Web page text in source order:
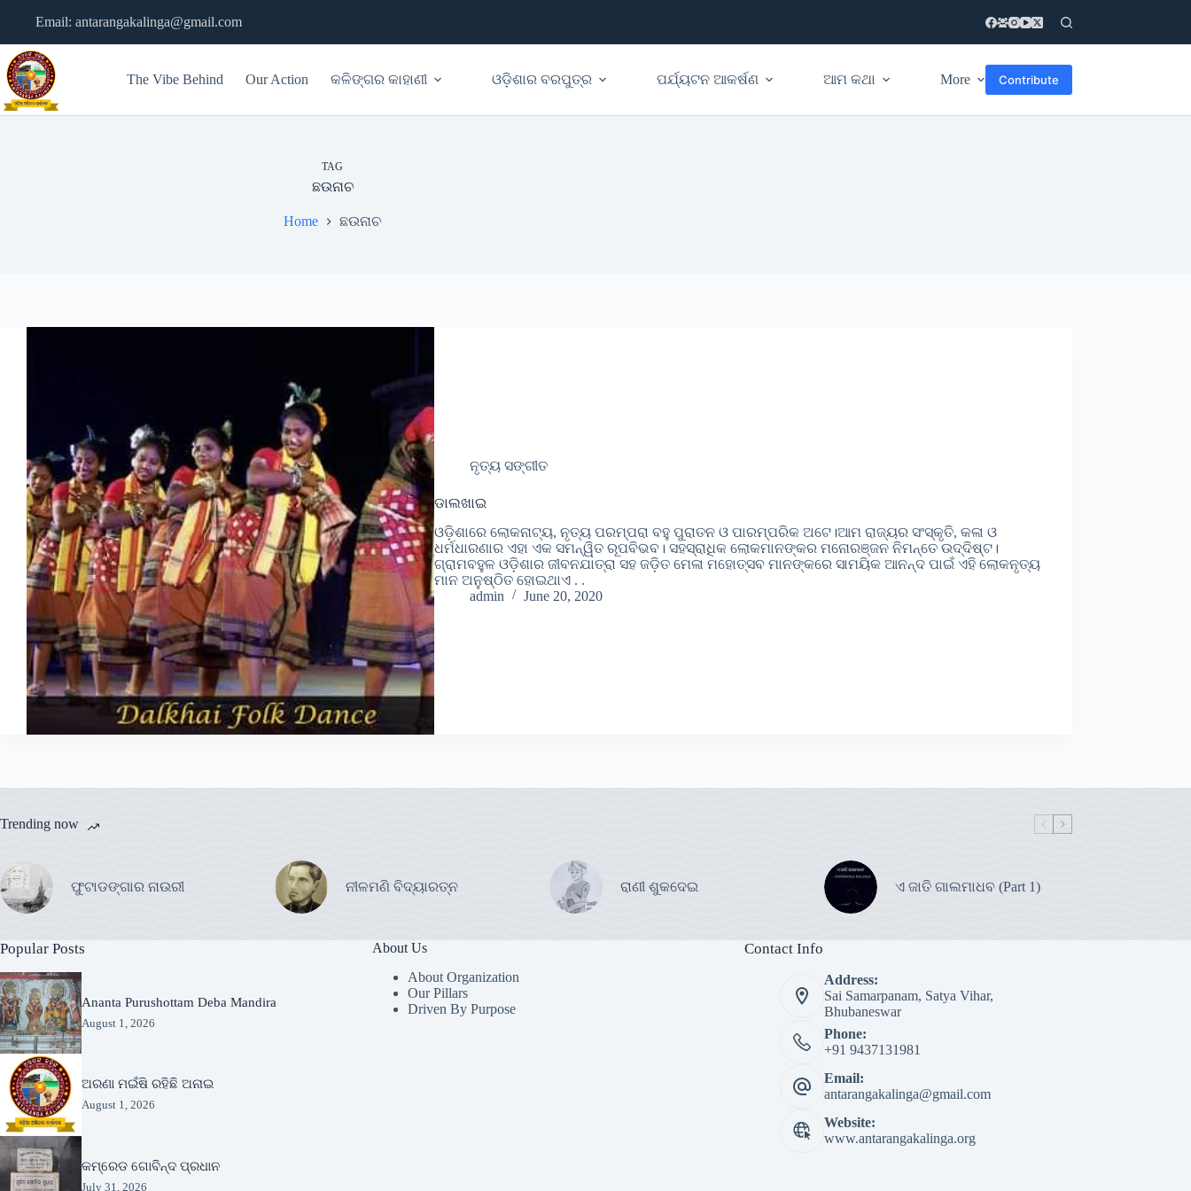
Email: antarangakalinga@gmail.com
The Vibe Behind Our Action କଳିଙ୍ଗର କାହାଣୀ ଓଡ଼ିଶାର ବରପୁତ୍ର ପର୍ଯ୍ୟଟନ ଆକର୍ଷଣ ଆମ କଥା More Contribute
TAG
ଛଉନାଚ
Home ଛଉନାଚ
ନୃତ୍ୟ ସଙ୍ଗୀତ
ଡାଲଖାଇ
ଓଡ଼ିଶାରେ ଲୋକନାଟ୍ୟ, ନୃତ୍ୟ ପରମ୍ପରା ବହୁ ପୁରାତନ ଓ ପାରମ୍ପରିକ ଅଟେ।ଆମ ରାଜ୍ୟର ସଂସ୍କୃତି, କଳା ଓ
ଧର୍ମଧାରଣାର ଏହା ଏକ ସମନ୍ୱିତ ରୂପବିଭବ। ସହସ୍ରାଧିକ ଲୋକମାନଙ୍କର ମନୋରଞ୍ଜନ ନିମନ୍ତେ ଉଦ୍ଦିଷ୍ଟ।
ଗ୍ରାମବହୁଳ ଓଡ଼ିଶାର ଜୀବନଯାତ୍ରା ସହ ଜଡ଼ିତ ମେଳା ମହୋତ୍ସବ ମାନଙ୍କରେ ସାମୟିକ ଆନନ୍ଦ ପାଇଁ ଏହି ଲୋକନୃତ୍ୟ
ମାନ ଅନୁଷ୍ଠିତ ହୋଇଥାଏ . .
admin
June 20, 2020
Trending now
ଫୁଟାଡଙ୍ଗାର ନାଉରୀ ନୀଳମଣି ବିଦ୍ୟାରତ୍ନ ରାଣୀ ଶୁକଦେଇ ଏ ଜାତି ଗାଲମାଧବ (Part 1)
Popular Posts
Ananta Purushottam Deba Mandira
August 1, 2026
ଅରଣା ମଇଁଷି ରହିଛି ଅନାଇ
August 1, 2026
କମ୍ରେଡ ଗୋବିନ୍ଦ ପ୍ରଧାନ
July 31, 2026
About Us
About Organization
Our Pillars
Driven By Purpose​
Contact Info
Address:
Sai Samarpanam, Satya Vihar,
Bhubaneswar
Phone:
+91 9437131981
Email:
antarangakalinga@gmail.com
Website:
www.antarangakalinga.org